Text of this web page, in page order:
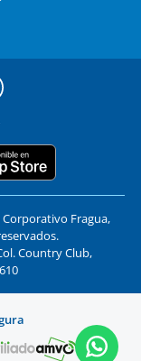
Fragua,
Country Club,